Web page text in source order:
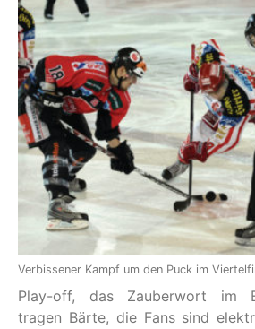
Verbissener Kampf um den Puck im
Play-off, das Zauberwort im
tragen Bärte, die Fans sind